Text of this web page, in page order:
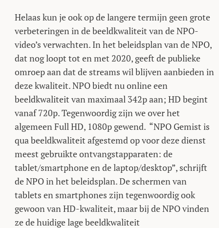
Helaas kun je ook op de langere termijn geen grote
verbeteringen in de beeldkwaliteit van de NPO-
video’s verwachten. In het beleidsplan van de NPO,
dat nog loopt tot en met 2020, geeft de publieke
omroep aan dat de streams wil blijven aanbieden in
deze kwaliteit. NPO biedt nu online een
beeldkwaliteit van maximaal 342p aan; HD begint
vanaf 720p. Tegenwoordig zijn we over het
algemeen Full HD, 1080p gewend. “NPO Gemist is
qua beeldkwaliteit afgestemd op voor deze dienst
meest gebruikte ontvangstapparaten: de
tablet/smartphone en de laptop/desktop”, schrijft
de NPO in het beleidsplan. De schermen van
tablets en smartphones zijn tegenwoordig ook
gewoon van HD-kwaliteit, maar bij de NPO vinden
ze de huidige lage beeldkwaliteit